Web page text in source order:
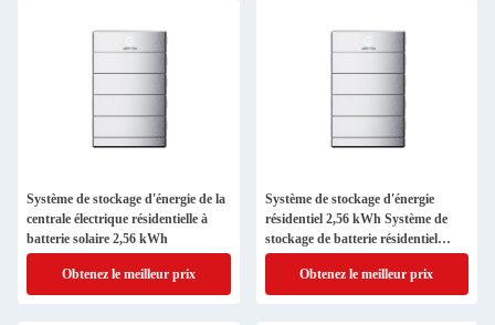
Système de stockage d'énergie de la
centrale électrique résidentielle à
batterie solaire 2,56 kWh
Obtenez le meilleur prix
Système de stockage d'énergie
résidentiel 2,56 kWh Système de
stockage de batterie résidentiel
Batterie solaire
Obtenez le meilleur prix